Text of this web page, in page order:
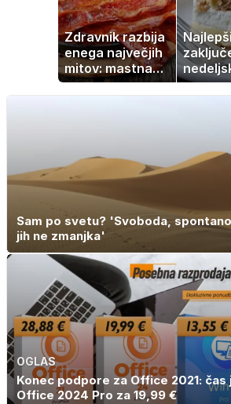
Zdravnik razbija
enega največjih
mitov: mastna
jetra ne
nastanejo zaradi
radi
kosila:
brez
jih vsi
Sam po svetu? 'Svoboda,
jih ne zmanjka'
OGLAS
Konec podpore za Office 2021: čas
Office 2024 Pro za 19,99 €